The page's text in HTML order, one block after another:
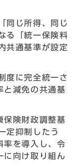
同じ所得、同じ
る「統一保険料
共通基準が設定
度に完全統一さ
と減免の共通基
保険財政調整基
定抑制したう
率を導入し、令
に向け取り組ん